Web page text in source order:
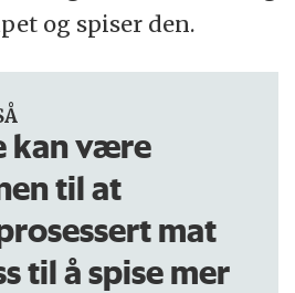
og spiser den.
kan være
til at
mat
til å spise mer